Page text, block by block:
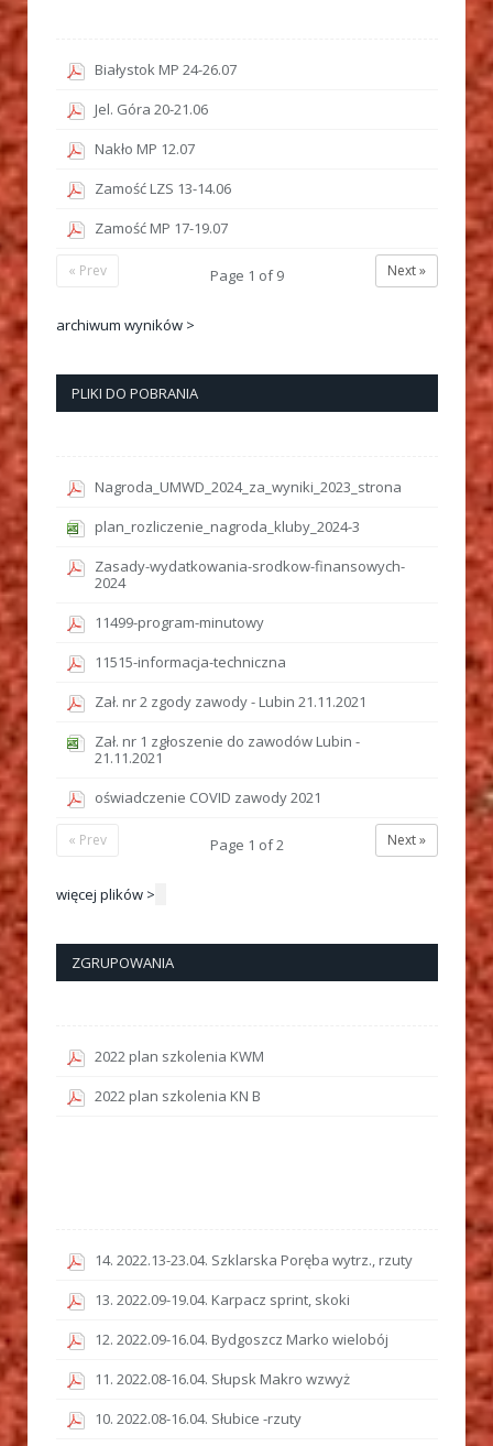
Białystok MP 24-26.07
Jel. Góra 20-21.06
Nakło MP 12.07
Zamość LZS 13-14.06
Zamość MP 17-19.07
Next »
Page 1 of9
« Prev
archiwum wyników >
PLIKI DO POBRANIA
Nagroda_UMWD_2024_za_wyniki_2023_strona
plan_rozliczenie_nagroda_kluby_2024-3
Zasady-wydatkowania-srodkow-finansowych-
2024
11499-program-minutowy
11515-informacja-techniczna
Zał. nr 2 zgody zawody - Lubin 21.11.2021
Zał. nr 1 zgłoszenie do zawodów Lubin -
21.11.2021
oświadczenie COVID zawody 2021
Next »
Page 1 of2
« Prev
więcej plików >
ZGRUPOWANIA
2022 plan szkolenia KWM
2022 plan szkolenia KN B
14. 2022.13-23.04. Szklarska Poręba wytrz., rzuty
13. 2022.09-19.04. Karpacz sprint, skoki
12. 2022.09-16.04. Bydgoszcz Marko wielobój
11. 2022.08-16.04. Słupsk Makro wzwyż
10. 2022.08-16.04. Słubice -rzuty